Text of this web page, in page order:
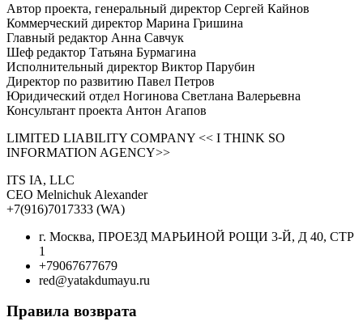
Автор проекта, генеральный директор Сергей Кайнов
Коммерческий директор Марина Гришина
Главный редактор Анна Савчук
Шеф редактор Татьяна Бурмагина
Исполнительный директор Виктор Парубин
Директор по развитию Павел Петров
Юридический отдел Ногинова Светлана Валерьевна
Консультант проекта Антон Агапов
LIMITED LIABILITY COMPANY << I THINK SO
INFORMATION AGENCY>>
ITS IA, LLC
CEO Melnichuk Alexander
+7(916)7017333 (WA)
г. Москва, ПРОЕЗД МАРЬИНОЙ РОЩИ 3-Й, Д 40, СТР
1
+79067677679
red@yatakdumayu.ru
Правила возврата